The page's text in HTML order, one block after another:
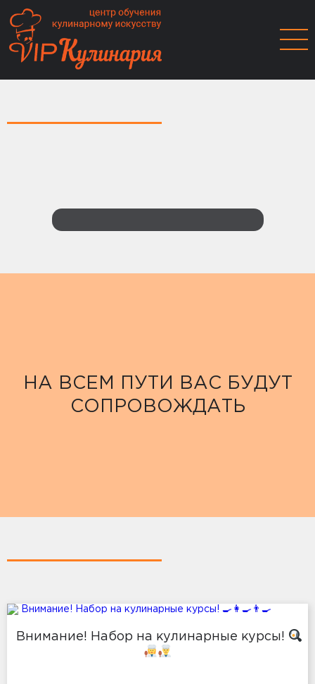
НА ВСЕМ ПУТИ ВАС БУДУТ
СОПРОВОЖДАТЬ
Внимание! Набор на кулинарные курсы!